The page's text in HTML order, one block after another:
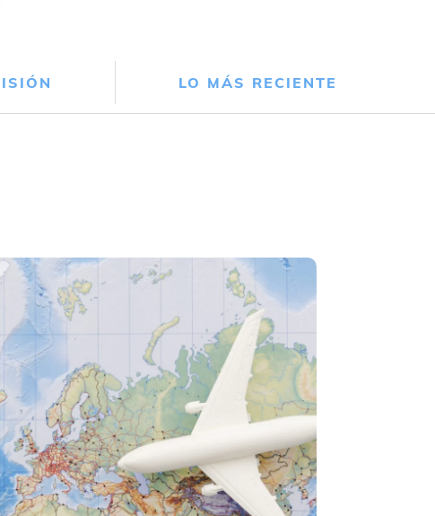
LO MÁS RECIENTE